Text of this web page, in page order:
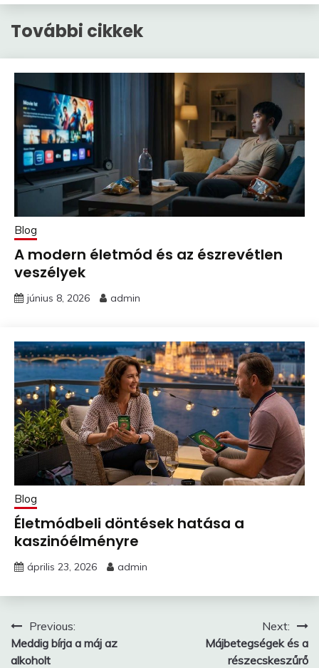
További cikkek
Blog
A modern életmód és az észrevétlen
veszélyek
június 8, 2026 admin
Blog
Életmódbeli döntések hatása a
kaszinóélményre
április 23, 2026 admin
Bejegyzés
navigáció
Previous:
Meddig bírja a máj az
alkoholt
Next:
Májbetegségek és a
részecskeszűrő